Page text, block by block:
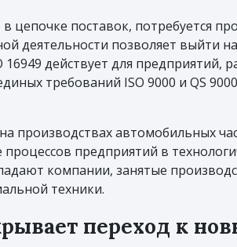
цепочке поставок, потребуется
деятельности позволяет выйти
действует для
требований ISO 9000 и QS
производствах автомобильных
процессов предприятий в
компании, занятые
техники.
переход к